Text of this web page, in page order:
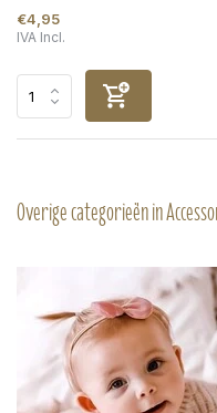
€4,95
IVA Incl.
Overige categorieën in